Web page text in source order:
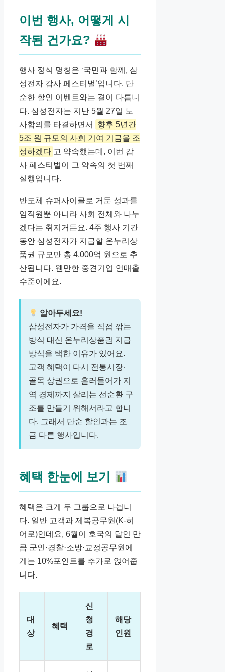
이번 행사, 어떻게 시
작된 건가요?
행사 정식 명칭은 ‘국민과 함께, 삼
성전자 감사 페스티벌’입니다. 단
순한 할인 이벤트와는 결이 다릅니
다. 삼성전자는 지난 5월 27일 노
사합의를 타결하면서
향후 5년간
5조 원 규모의 사회 기여 기금을 조
성하겠다 고 약속했는데, 이번 감
사 페스티벌이 그 약속의 첫 번째
실행입니다.
반도체 슈퍼사이클로 거둔 성과를
임직원뿐 아니라 사회 전체와 나누
겠다는 취지거든요. 4주 행사 기간
동안 삼성전자가 지급할 온누리상
품권 규모만 총 4,000억 원으로 추
산됩니다. 웬만한 중견기업 연매출
수준이에요.
알아두세요!
삼성전자가 가격을 직접 깎는
방식 대신 온누리상품권 지급
방식을 택한 이유가 있어요.
고객 혜택이 다시 전통시장·
골목 상권으로 흘러들어가 지
역 경제까지 살리는 선순환 구
조를 만들기 위해서라고 합니
다. 그래서 단순 할인과는 조
금 다른 행사입니다.
혜택 한눈에 보기
혜택은 크게 두 그룹으로 나뉩니
다. 일반 고객과 제복공무원(K-히
어로)인데요, 6월이 호국의 달인 만
큼 군인·경찰·소방·교정공무원에
게는 10%포인트를 추가로 얹어줍
니다.
대
상
혜택
신
청
경
로
해당
인원